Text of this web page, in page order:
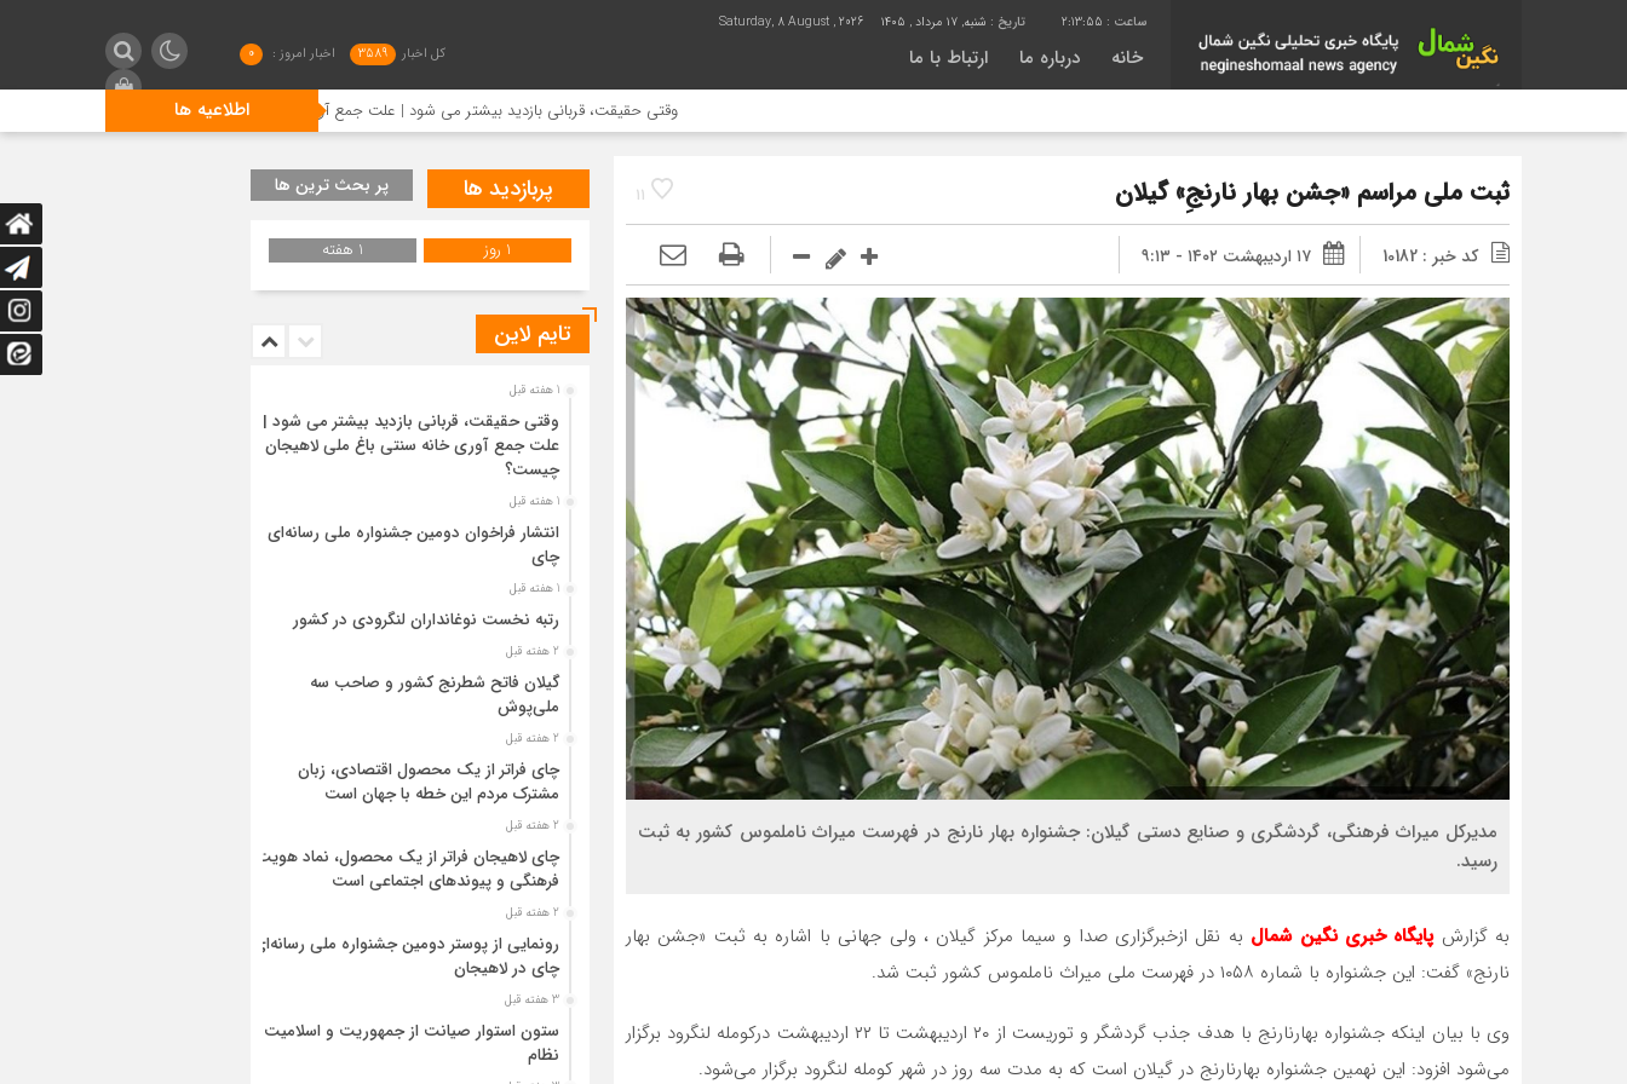
2:13:56 تاریخ : شنبه, ۱۷ مرداد , ۱۴۰۵ Saturday, 8 August , 2026
خانه درباره ما ارتباط با ما کل اخبار 3589 اخبار امروز : 0
اطلاعیه ها
وقتی حقیقت، قربانی بازدید بیشتر می شود | علت جمع آوری خانه سنتی باغ ملی لاهیجان چیست؟
11 ثبت ملی مراسم «جشن بهار نارنجِ» گیلان
کد خبر : 10182 ۱۷ اردیبهشت ۱۴۰۲ - ۹:۱۳
مدیرکل میراث فرهنگی، گردشگری و صنایع دستی گیلان: جشنواره بهار نارنج در فهرست میراث ناملموس کشور به ثبت
رسید.
به گزارش پایگاه خبری نگین شمال به نقل ازخبرگزاری صدا و سیما مرکز گیلان ، ولی جهانی با اشاره به ثبت «جشن بهار
نارنج» گفت: این جشنواره با شماره ۱۰۵۸ در فهرست ملی میراث ناملموس کشور ثبت شد.
وی با بیان اینکه جشنواره بهارنارنج با هدف جذب گردشگر و توریست از ۲۰ اردیبهشت تا ۲۲ اردیبهشت درکومله لنگرود برگزار
می‌شود افزود: این نهمین جشنواره بهارنارنج در گیلان است که به مدت سه روز در شهر کومله لنگرود برگزار می‌شود.
پربازدید ها پر بحث ترین ها
1 روز 1 هفته
تایم لاین
1 هفته قبل
وقتی حقیقت، قربانی بازدید بیشتر می شود |
علت جمع آوری خانه سنتی باغ ملی لاهیجان
چیست؟
1 هفته قبل
انتشار فراخوان دومین جشنواره ملی رسانه‌ای
چای
1 هفته قبل
رتبه نخست نوغانداران لنگرودی در کشور
2 هفته قبل
گیلان فاتح شطرنج کشور و صاحب سه
ملی‌پوش
2 هفته قبل
چای فراتر از یک محصول اقتصادی، زبان
مشترک مردم این خطه با جهان است
2 هفته قبل
چای لاهیجان فراتر از یک محصول، نماد هویت
فرهنگی و پیوندهای اجتماعی است
2 هفته قبل
رونمایی از پوستر دومین جشنواره ملی رسانه‌ای
چای در لاهیجان
3 هفته قبل
ستون استوار صیانت از جمهوریت و اسلامیت
نظام